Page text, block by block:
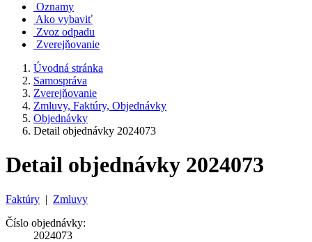
Oznamy
Ako vybaviť
Zvoz odpadu
Zverejňovanie
Úvodná stránka
Samospráva
Zverejňovanie
Zmluvy, Faktúry, Objednávky
Objednávky
Detail objednávky 2024073
Detail objednávky 2024073
Faktúry | Zmluvy
Číslo objednávky:
2024073